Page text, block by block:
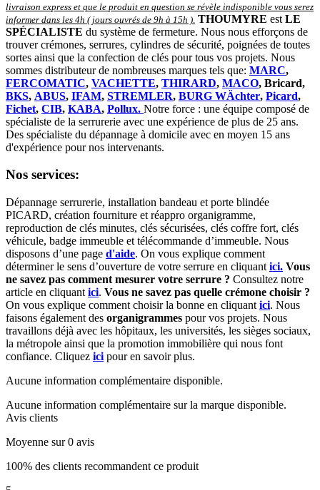
livraison express et que le produit en question se révèle indisponible vous serez
informer dans les 4h ( jours ouvrés de 9h à 15h ) THOUMYRE est LE
SPÉCIALISTE du système de fermeture. Nous nous efforçons de
trouver crémones, serrures, cylindres de sécurité, poignées de toutes
sortes ainsi que la confection de clés pour tous vos projets. Nous
sommes distributeur de nombreuses marques tels que: MARC,
FERCOMATIC, VACHETTE, THIRARD, MACO, Bricard,
BKS, ABUS, IFAM, STREMLER, BURG WÄchter, Picard,
Fichet, CIB, KABA, Pollux. Notre force : une équipe composé de
spécialiste de la serrurerie avec une expérience de plus de 25 ans.
Des spécialiste du dépannage à domicile avec en moyen 15 ans
d'expérience pour nos intervenants.
Nos services:
Dépannage serrurerie, installation bandeau et porte blindée
PICARD, création fourniture et réappro organigramme,
reproduction de clés minutes, clés sécurisées, clés coffre fort, clés
véhicule, badge immeuble et télécommande d’immeuble. Nous
disposons d’une page d'aide. On vous explique comment
déterminer le sens d’ouverture de votre serrure en cliquant ici. Vous
ne savez pas comment mesurer votre serrure ? Consultez notre
article en cliquant ici. Vous ne savez pas quelle crémone choisir ?
On vous explique comment choisir la bonne en cliquant ici. Nous
faisons également des organigrammes pour vos projets. Nous
travaillons déjà avec les hôpitaux, les universités, les sièges sociaux,
la métropole ainsi que la promotion immobilière qui nous font
confiance. Cliquez ici pour en savoir plus.
Aucune information complémentaire disponible.
Aucune information complémentaire sur la marque disponible.
Avis clients
Moyenne sur 0 avis
100% des clients recommandent ce produit